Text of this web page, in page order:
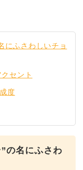
にふさわしいチョ
セント
度
の名にふさわ